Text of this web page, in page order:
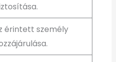
érintett személy